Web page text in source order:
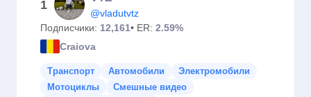
1
@vladutvtz
Подписчики: 12,161• ER: 2.59%
Craiova
Транспорт Автомобили
Электромобили
Мотоциклы
Смешные видео